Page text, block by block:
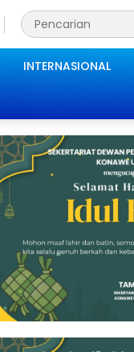
INTERNASIONAL